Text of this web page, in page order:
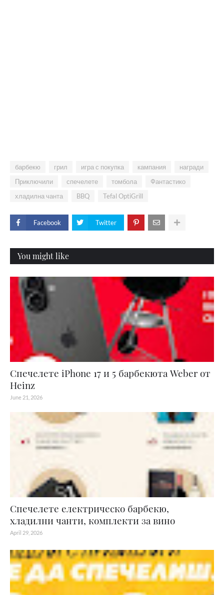
барбекю грил игра с покупка кампания
награди
Приключили
спечелете томбола
Фантастико
хладилна чанта
BBQ Tefal OptiGrill
Facebook Twitter
You might like
Спечелете iPhone 17 и 5 барбекюта Weber от
Heinz
June 21, 2026
Спечелете електрическо барбекю,
хладилни чанти, комплекти за вино
April 29, 2026